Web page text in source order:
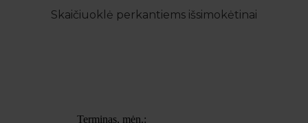
Skaičiuoklė perkantiems išsimokėtinai